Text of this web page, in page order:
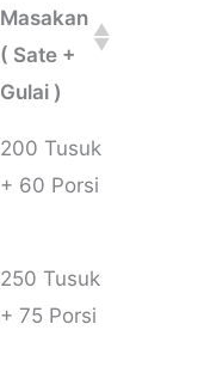
Masakan
( Sate +
Gulai )
Hasil
Masakan
200 Tusuk
+ 60 Porsi
250 Tusuk
+ 75 Porsi